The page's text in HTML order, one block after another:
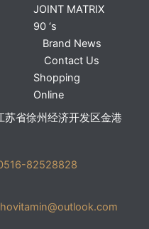
JOINT MATRIX
90 ‘s
Brand News
Contact Us
Shopping
Online
苏省徐州经济开发区金港
82528828